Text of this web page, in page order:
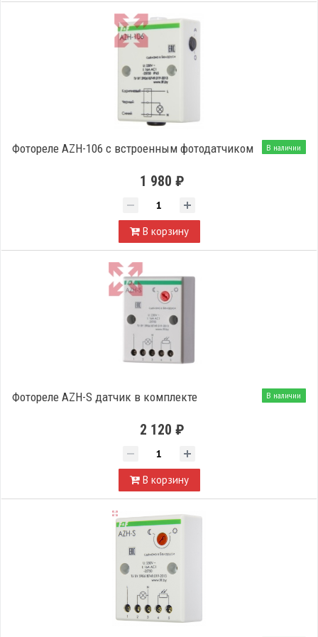
В наличии
Фотореле AZH-106 с встроенным фотодатчиком
1 980 ₽
В корзину
В наличии
Фотореле AZH-S датчик в комплекте
2 120 ₽
В корзину